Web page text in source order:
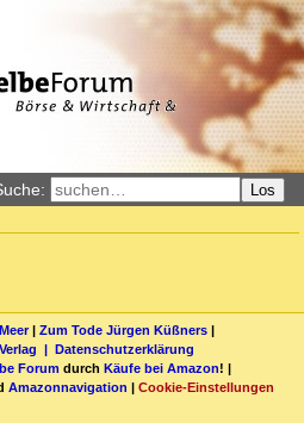
Los
| Zum Tode Jürgen Küßners |
| Datenschutzerklärung
Forum durch Käufe bei Amazon! |
Amazonnavigation | Cookie-Einstellungen